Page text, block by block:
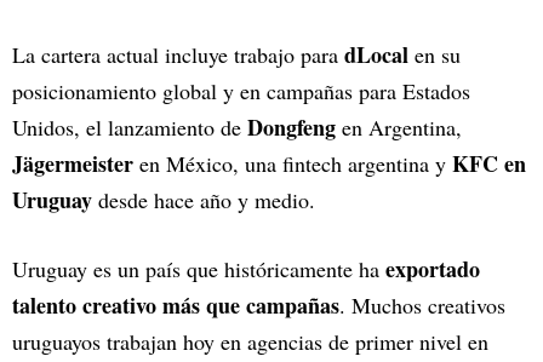
La cartera actual incluye trabajo para dLocal en su
posicionamiento global y en campañas para Estados
Unidos, el lanzamiento de Dongfeng en Argentina,
Jägermeister en México, una fintech argentina y KFC en
Uruguay desde hace año y medio.
Uruguay es un país que históricamente ha exportado
talento creativo más que campañas. Muchos creativos
uruguayos trabajan hoy en agencias de primer nivel en